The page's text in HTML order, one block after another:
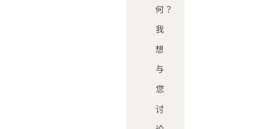
何？
我
想
与
您
讨